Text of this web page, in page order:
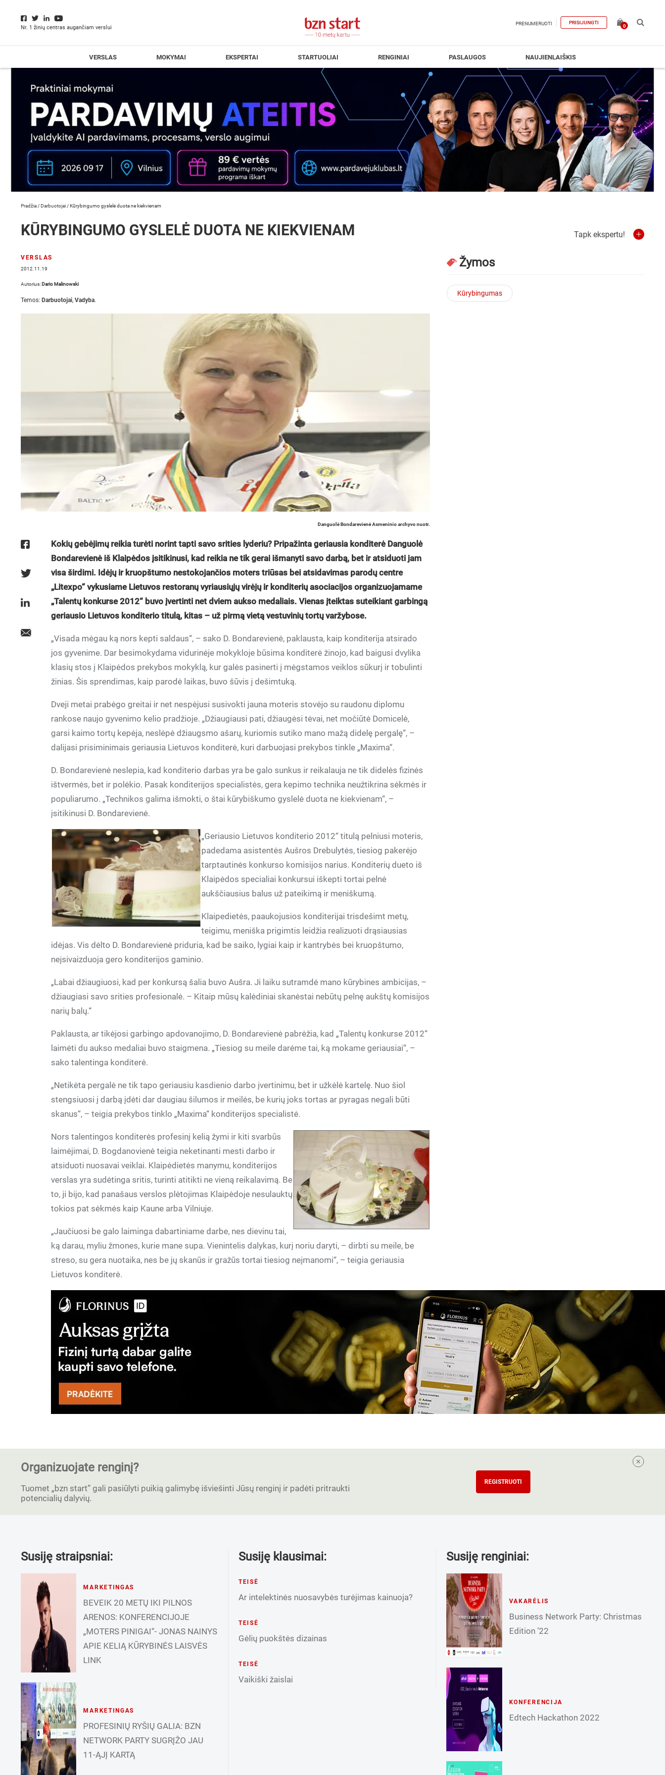
Nr. 1 žinių centras augančiam verslui
PRENUMERUOTI PRISIJUNGTI
0
VERSLAS MOKYMAI EKSPERTAI STARTUOLIAI RENGINIAI PASLAUGOS NAUJIENLAIŠKIS
Pradžia /Darbuotojai /Kūrybingumo gyslelė duota ne kiekvienam
KŪRYBINGUMO GYSLELĖ DUOTA NE KIEKVIENAM
VERSLAS
2012.11.19
Autorius: Dario Malinowski
Temos: Darbuotojai, Vadyba.
Danguolė Bondarevienė Asmeninio archyvo nuotr.
Kokių gebėjimų reikia turėti norint tapti savo srities lyderiu? Pripažinta geriausia konditerė Danguolė
Bondarevienė iš Klaipėdos įsitikinusi, kad reikia ne tik gerai išmanyti savo darbą, bet ir atsiduoti jam
visa širdimi. Idėjų ir kruopštumo nestokojančios moters triūsas bei atsidavimas parodų centre
„Litexpo“ vykusiame Lietuvos restoranų vyriausiųjų virėjų ir konditerių asociacijos organizuojamame
„Talentų konkurse 2012“ buvo įvertinti net dviem aukso medaliais. Vienas įteiktas suteikiant garbingą
geriausio Lietuvos konditerio titulą, kitas – už pirmą vietą vestuvinių tortų varžybose.
„Visada mėgau ką nors kepti saldaus“, – sako D. Bondarevienė, paklausta, kaip konditerija atsirado
jos gyvenime. Dar besimokydama vidurinėje mokykloje būsima konditerė žinojo, kad baigusi dvylika
klasių stos į Klaipėdos prekybos mokyklą, kur galės pasinerti į mėgstamos veiklos sūkurį ir tobulinti
žinias. Šis sprendimas, kaip parodė laikas, buvo šūvis į dešimtuką.
Dveji metai prabėgo greitai ir net nespėjusi susivokti jauna moteris stovėjo su raudonu diplomu
rankose naujo gyvenimo kelio pradžioje. „Džiaugiausi pati, džiaugėsi tėvai, net močiūtė Domicelė,
garsi kaimo tortų kepėja, neslėpė džiaugsmo ašarų, kuriomis sutiko mano mažą didelę pergalę“, –
dalijasi prisiminimais geriausia Lietuvos konditerė, kuri darbuojasi prekybos tinkle „Maxima“.
D. Bondarevienė neslepia, kad konditerio darbas yra be galo sunkus ir reikalauja ne tik didelės fizinės
ištvermės, bet ir polėkio. Pasak konditerijos specialistės, gera kepimo technika neužtikrina sėkmės ir
populiarumo. „Technikos galima išmokti, o štai kūrybiškumo gyslelė duota ne kiekvienam“, –
įsitikinusi D. Bondarevienė.
„Geriausio Lietuvos konditerio 2012“ titulą pelniusi moteris,
padedama asistentės Aušros Drebulytės, tiesiog pakerėjo
tarptautinės konkurso komisijos narius. Konditerių dueto iš
Klaipėdos specialiai konkursui iškepti tortai pelnė
aukščiausius balus už pateikimą ir meniškumą.
Klaipedietės, paaukojusios konditerijai trisdešimt metų,
teigimu, meniška prigimtis leidžia realizuoti drąsiausias
idėjas. Vis dėlto D. Bondarevienė priduria, kad be saiko, lygiai kaip ir kantrybės bei kruopštumo,
neįsivaizduoja gero konditerijos gaminio.
„Labai džiaugiuosi, kad per konkursą šalia buvo Aušra. Ji laiku sutramdė mano kūrybines ambicijas, –
džiaugiasi savo srities profesionalė. – Kitaip mūsų kalėdiniai skanėstai nebūtų pelnę aukštų komisijos
narių balų.“
Paklausta, ar tikėjosi garbingo apdovanojimo, D. Bondarevienė pabrėžia, kad „Talentų konkurse 2012“
laimėti du aukso medaliai buvo staigmena. „Tiesiog su meile darėme tai, ką mokame geriausiai“, –
sako talentinga konditerė.
„Netikėta pergalė ne tik tapo geriausiu kasdienio darbo įvertinimu, bet ir užkėlė kartelę. Nuo šiol
stengsiuosi į darbą įdėti dar daugiau šilumos ir meilės, be kurių joks tortas ar pyragas negali būti
skanus“, – teigia prekybos tinklo „Maxima“ konditerijos specialistė.
Nors talentingos konditerės profesinį kelią žymi ir kiti svarbūs
laimėjimai, D. Bogdanovienė teigia neketinanti mesti darbo ir
atsiduoti nuosavai veiklai. Klaipėdietės manymu, konditerijos
verslas yra sudėtinga sritis, turinti atitikti ne vieną reikalavimą. Be
to, ji bijo, kad panašaus verslos plėtojimas Klaipėdoje nesulauktų
tokios pat sėkmės kaip Kaune arba Vilniuje.
„Jaučiuosi be galo laiminga dabartiniame darbe, nes dievinu tai,
ką darau, myliu žmones, kurie mane supa. Vienintelis dalykas, kurį noriu daryti, – dirbti su meile, be
streso, su gera nuotaika, nes be jų skanūs ir gražūs tortai tiesiog neįmanomi“, – teigia geriausia
Lietuvos konditerė.
Tapk ekspertu!
Žymos
Kūrybingumas
Organizuojate renginį?
Tuomet „bzn start” gali pasiūlyti puikią galimybę išviešinti Jūsų renginį ir padėti pritraukti
potencialių dalyvių.
REGISTRUOTI
Susiję straipsniai:
MARKETINGAS
BEVEIK 20 METŲ IKI PILNOS
ARENOS: KONFERENCIJOJE
„MOTERS PINIGAI“- JONAS NAINYS
APIE KELIĄ KŪRYBINĖS LAISVĖS
LINK
MARKETINGAS
PROFESINIŲ RYŠIŲ GALIA: BZN
NETWORK PARTY SUGRĮŽO JAU
11-ĄJĮ KARTĄ
Susiję klausimai:
TEISĖ
Ar intelektinės nuosavybės turėjimas kainuoja?
TEISĖ
Gėlių puokštės dizainas
TEISĖ
Vaikiški žaislai
Susiję renginiai:
VAKARĖLIS
Business Network Party: Christmas
Edition ’22
KONFERENCIJA
Edtech Hackathon 2022